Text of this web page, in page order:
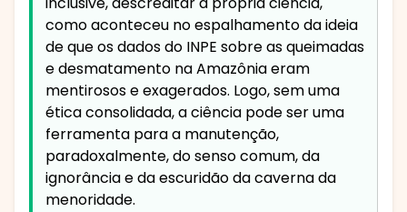
como aconteceu no espalhamento da ideia
de que os dados do INPE sobre as queimadas
e desmatamento na Amazônia eram
mentirosos e exagerados. Logo, sem uma
ética consolidada, a ciência pode ser uma
ferramenta para a manutenção,
paradoxalmente, do senso comum, da
ignorância e da escuridão da caverna da
menoridade.